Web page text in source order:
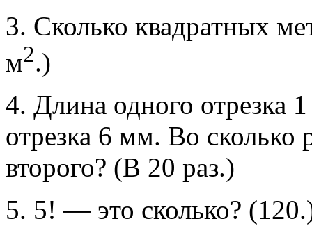
3. Сколько квадратных
м2.)
4. Длина одного отрезка
отрезка 6 мм. Во сколько
второго? (В 20 раз.)
5. 5! — это сколько?